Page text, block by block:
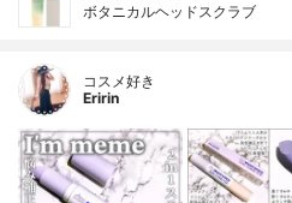
ボタニカルヘッドスクラブ
コスメ好き
Eririn